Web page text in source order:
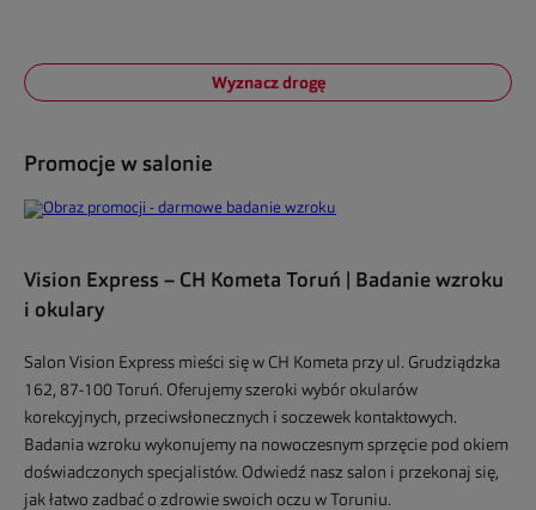
Wyznacz drogę
Promocje w salonie
Vision Express – CH Kometa Toruń | Badanie wzroku
i okulary
Salon Vision Express mieści się w CH Kometa przy ul. Grudziądzka
162, 87-100 Toruń. Oferujemy szeroki wybór okularów
korekcyjnych, przeciwsłonecznych i soczewek kontaktowych.
Badania wzroku wykonujemy na nowoczesnym sprzęcie pod okiem
doświadczonych specjalistów. Odwiedź nasz salon i przekonaj się,
jak łatwo zadbać o zdrowie swoich oczu w Toruniu.